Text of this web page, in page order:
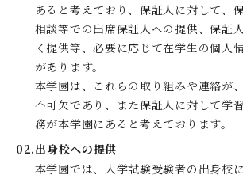
あると考えており、保証人に対して、
相談等での出席保証人への提供、保証
く提供等、必要に応じて在学生の個人
があります。
本学園は、これらの取り組みや連絡が
不可欠であり、また保証人に対して学
務が本学園にあると考えております。
02.出身校への提供
本学園では、入学試験受験者の出身校